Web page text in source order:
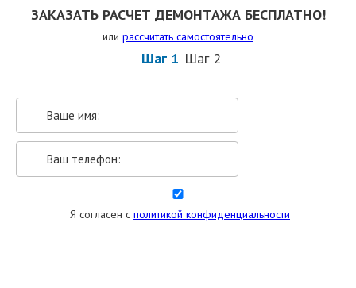
ЗАКАЗАТЬ РАСЧЕТ ДЕМОНТАЖА БЕСПЛАТНО!
или рассчитать самостоятельно
Шаг 1 Шаг 2
Я согласен с политикой конфиденциальности